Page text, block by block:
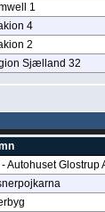
1
4
2
Sjælland 32
Autohuset Glostrup